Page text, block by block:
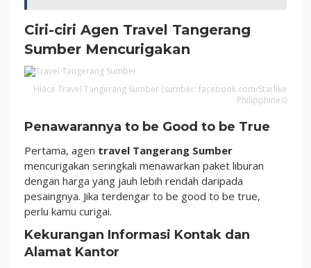
Ciri-ciri Agen Travel Tangerang
Sumber Mencurigakan
Hiace Travel Tangerang Sumber (sumber: facebook.com/Starlike
Philipphines)
Penawarannya to be Good to be True
Pertama, agen travel Tangerang Sumber
mencurigakan seringkali menawarkan paket liburan
dengan harga yang jauh lebih rendah daripada
pesaingnya. Jika terdengar to be good to be true,
perlu kamu curigai.
Kekurangan Informasi Kontak dan
Alamat Kantor